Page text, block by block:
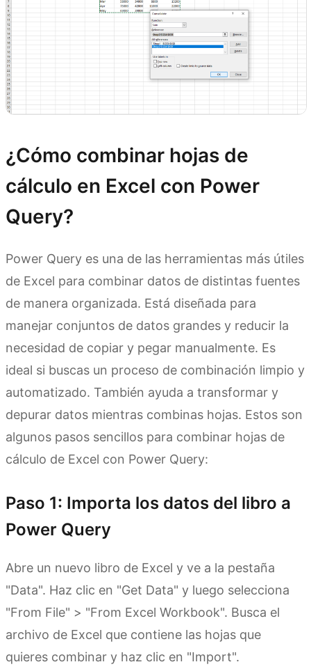
¿Cómo combinar hojas de
cálculo en Excel con Power
Query?
Power Query es una de las herramientas más útiles
de Excel para combinar datos de distintas fuentes
de manera organizada. Está diseñada para
manejar conjuntos de datos grandes y reducir la
necesidad de copiar y pegar manualmente. Es
ideal si buscas un proceso de combinación limpio y
automatizado. También ayuda a transformar y
depurar datos mientras combinas hojas. Estos son
algunos pasos sencillos para combinar hojas de
cálculo de Excel con Power Query:
Paso 1: Importa los datos del libro a
Power Query
Abre un nuevo libro de Excel y ve a la pestaña
"Data". Haz clic en "Get Data" y luego selecciona
"From File" > "From Excel Workbook". Busca el
archivo de Excel que contiene las hojas que
quieres combinar y haz clic en "Import".